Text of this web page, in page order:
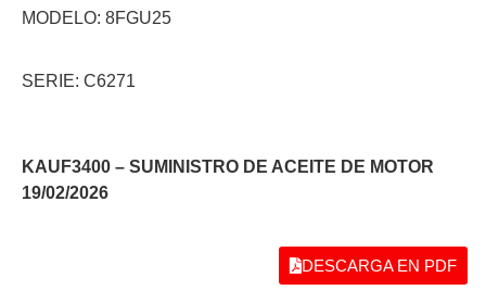
MODELO: 8FGU25
SERIE: C6271
KAUF3400 – SUMINISTRO DE ACEITE DE MOTOR
19/02/2026
DESCARGA EN PDF